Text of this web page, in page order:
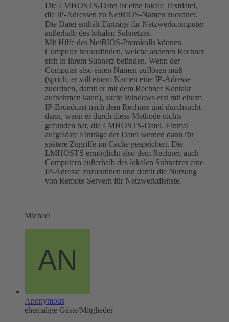
Die LMHOSTS-Datei ist eine lokale Textdatei,
die IP-Adressen zu NetBIOS-Namen zuordnet.
Die Datei enthält Einträge für Netzwerkcomputer
außerhalb des lokalen Subnetzes.
Mit Hilfe des NetBIOS-Protokolls können
Computer herausfinden, welche anderen Rechner
sich in ihrem Subnetz befinden. Wenn der
Computer also einen Namen auflösen muß
(sprich, er soll einem Namen eine IP-Adresse
zuordnen, damit er mit dem Rechner Kontakt
aufnehmen kann), sucht Windows erst mit einem
IP-Broadcast nach dem Rechner und durchsucht
dann, wenn er durch diese Methode nichts
gefunden hat, die LMHOSTS-Datei. Einmal
aufgelöste Einträge der Datei werden dann für
spätere Zugriffe im Cache gespeichert. Die
LMHOSTS ermöglicht also dem Rechner, auch
Computern außerhalb des lokalen Subnetzes eine
IP-Adresse zuzuordnen und damit die Nutzung
von Remote-Servern für Netzwerkdienste.
Michael
Anonymous
ehemalige Gäste/Mitglieder